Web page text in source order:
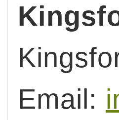
Email: